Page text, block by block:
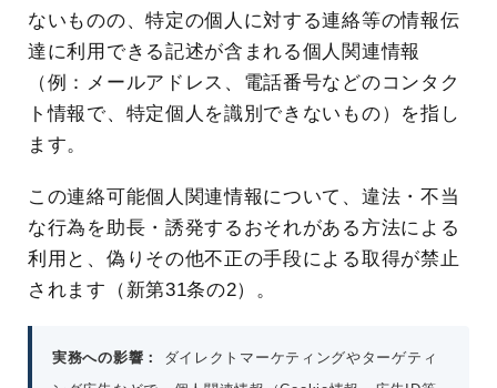
ないものの、特定の個人に対する連絡等の情報伝
達に利用できる記述が含まれる個人関連情報
（例：メールアドレス、電話番号などのコンタク
ト情報で、特定個人を識別できないもの）を指し
ます。
この連絡可能個人関連情報について、違法・不当
な行為を助長・誘発するおそれがある方法による
利用と、偽りその他不正の手段による取得が禁止
されます（新第31条の2）。
実務への影響：
ダイレクトマーケティングやターゲティ